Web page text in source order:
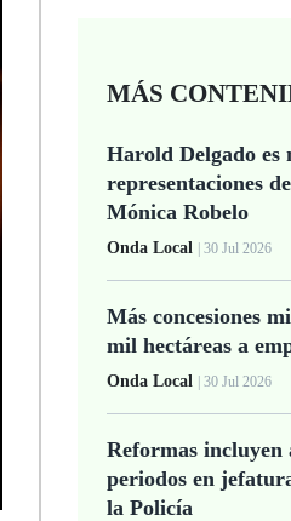
MÁS
Harold Delgado es
representaciones
Mónica Robelo
Onda Local | 30 Jul 2026
Más concesiones
mil hectáreas a
Onda Local | 30 Jul 2026
Reformas
periodos en
la Policía